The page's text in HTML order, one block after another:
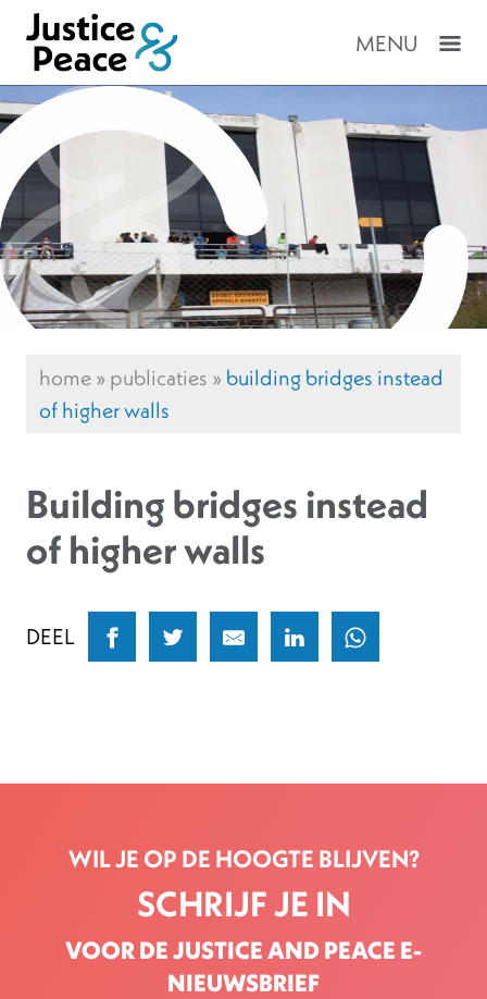
MENU
home»publicaties »building bridges instead
of higher walls
Building bridges instead
of higher walls
DEEL
WIL JE OP DE HOOGTE BLIJVEN?
SCHRIJF JE IN
VOOR DE JUSTICE AND PEACE E-
NIEUWSBRIEF